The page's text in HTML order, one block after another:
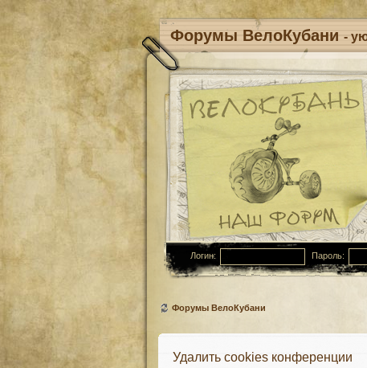
Форумы ВелоКубани -
Логин: Пароль:
Форумы ВелоКубани
Удалить cookies конференции